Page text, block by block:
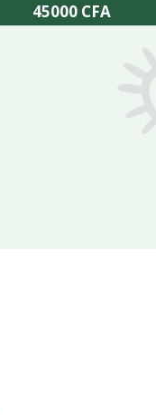
45000 CFA